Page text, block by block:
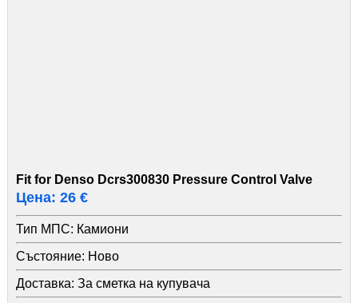
Fit for Denso Dcrs300830 Pressure Control Valve
Цена: 26 €
Тип МПС: Камиони
Състояние: Ново
Доставка: За сметка на купувача